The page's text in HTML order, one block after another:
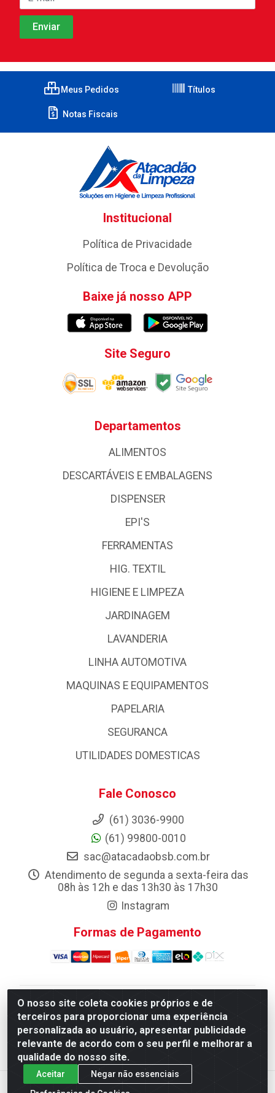
O nosso site coleta cookies próprios e de
terceiros para proporcionar uma experiência
personalizada ao usuário, apresentar publicidade
relevante de acordo com o seu perfil e melhorar a
qualidade do nosso site.
Aceitar
Negar não essenciais
Meus Pedidos Títulos
Notas Fiscais
Institucional
Política de Privacidade
Política de Troca e Devolução
Baixe já nosso APP
Site Seguro
Departamentos
ALIMENTOS
DESCARTÁVEIS E EMBALAGENS
DISPENSER
EPI'S
FERRAMENTAS
HIG. TEXTIL
HIGIENE E LIMPEZA
JARDINAGEM
LAVANDERIA
LINHA AUTOMOTIVA
MAQUINAS E EQUIPAMENTOS
PAPELARIA
SEGURANCA
UTILIDADES DOMESTICAS
Fale Conosco
(61) 3036-9900
(61) 99800-0010
sac@atacadaobsb.com.br
Atendimento de segunda a sexta-feira das
08h às 12h e das 13h30 às 17h30
Instagram
Formas de Pagamento
Atacadao da Limpeza F. Pereira Queiroz Comercio e
Distribuicao LTDA - Quadra Qi 10 Lotes 39 e, 41 - Setor
Industrial (Taguatinga), Brasília/DF - CEP 72.135-100 -
CNPJ 13.184.675/0001-80